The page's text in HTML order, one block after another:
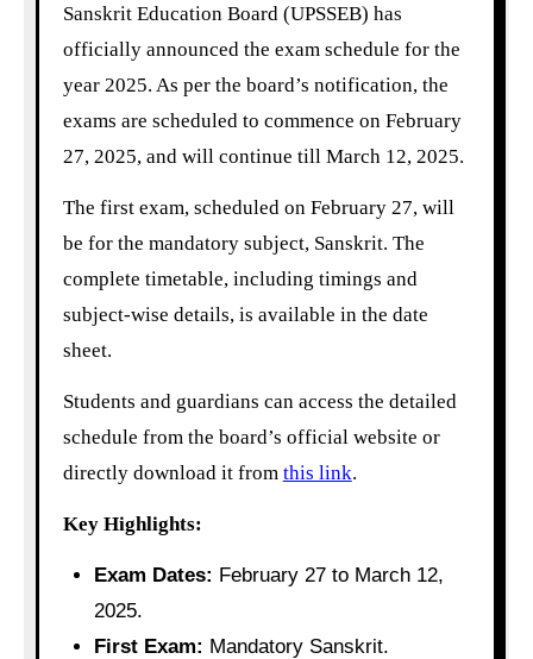
Sanskrit Education Board (UPSSEB) has
officially announced the exam schedule for the
year 2025. As per the board’s notification, the
exams are scheduled to commence on February
27, 2025, and will continue till March 12, 2025.
The first exam, scheduled on February 27, will
be for the mandatory subject, Sanskrit. The
complete timetable, including timings and
subject-wise details, is available in the date
sheet.
Students and guardians can access the detailed
schedule from the board’s official website or
directly download it from this link.
Key Highlights:
Exam Dates: February 27 to March 12,
2025.
First Exam: Mandatory Sanskrit.